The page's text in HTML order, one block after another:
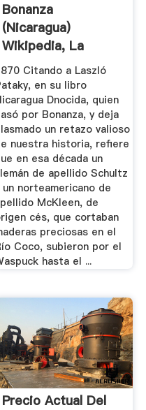
Bonanza
(Nicaragua)
Wikipedia, La
Enciclopedia Libre
Citando a Laszló
en su libro
Dnocida, quien
por Bonanza, y deja
un retazo valioso
nuestra historia, refiere
en esa década un
de apellido Schultz
un norteamericano de
McKleen, de
cés, que cortaban
preciosas en el
Coco, subieron por el
hasta el ...
Precio Actual Del